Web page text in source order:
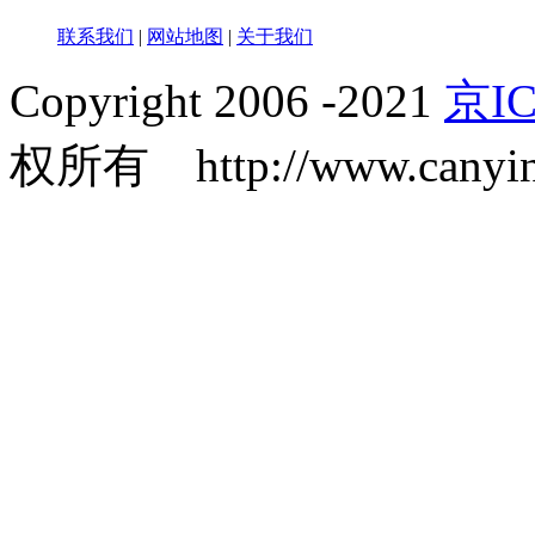
联系我们 | 网站地图 | 关于我们
Copyright 2006 -2021 京
权所有 http://